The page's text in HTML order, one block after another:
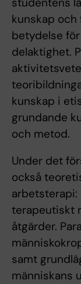
kunskap
betydelse
delaktighet.
kunskap i
grundande
och metod.
Under det
också
arbetsterapi:
terapeutiskt
åtgärder.
samt
människans